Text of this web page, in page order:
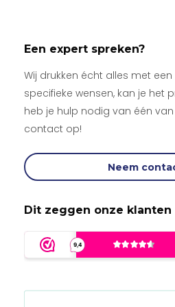
Een expert spreken?
Wij drukken écht alles met
specifieke wensen, kan je het
heb je hulp nodig van één
contact op!
Neem
Dit zeggen onze klanten